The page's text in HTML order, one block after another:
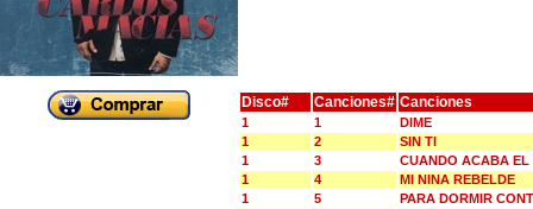
Disco# Canciones# Canciones
1 1
DIME
1
2
SIN TI
1
3
CUANDO ACABA EL
1
4
MI NINA REBELDE
1
5
PARA DORMIR